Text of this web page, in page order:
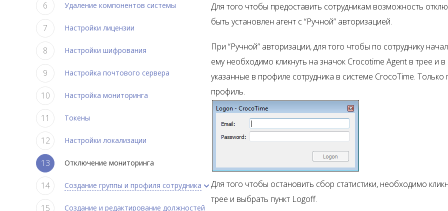
Удаление компонентов системы
Настройки лицензии
Настройки шифрования
Настройка почтового сервера
Настройка мониторинга
Токены
Настройки локализации
Отключение мониторинга
Создание группы и профиля сотрудника
Создание и редактирование должностей
Для того чтобы предоставить сотрудникам возможность
быть установлен агент с “Ручной” авторизацией.
При “Ручной” авторизации, для того чтобы по сотруднику
ему необходимо кликнуть на значок Crocotime Agent в трее и
указанные в профиле сотрудника в системе CrocoTime. Только
профиль.
Для того чтобы остановить сбор статистики, необходимо
трее и выбрать пункт Logoff.